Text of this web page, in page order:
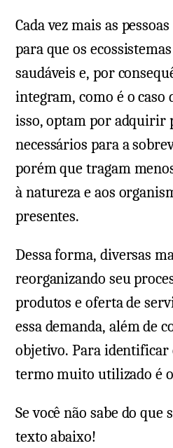
Cada vez mais as
para que os
saudáveis e, por
integram, como é o caso
isso, optam por adquirir
necessários para a
porém que tragam
à natureza e aos
presentes.
Dessa forma, diversas
reorganizando seu
produtos e oferta de
essa demanda, além de
objetivo. Para identificar
termo muito utilizado é
Se você não sabe do que
texto abaixo!